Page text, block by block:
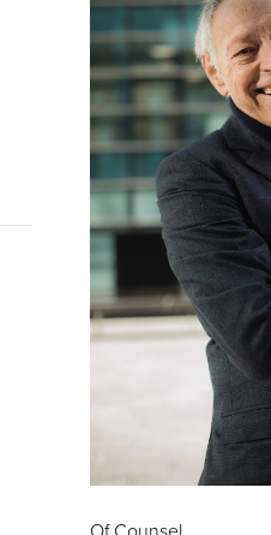
Of Counsel